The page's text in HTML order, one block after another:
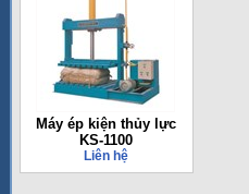
Máy ép kiện thủy lực
KS-1100
Liên hệ